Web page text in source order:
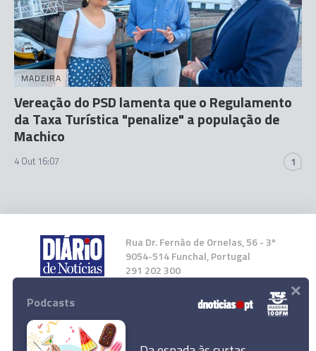
MADEIRA
Vereação do PSD lamenta que o Regulamento
da Taxa Turística "penalize" a população de
Machico
4 Out 16:07 1
Rua Dr. Fernão de Ornelas, 56 - 3º
9054-514 Funchal, Portugal
291 202 300
Instale a nossa App
Podcasts ×